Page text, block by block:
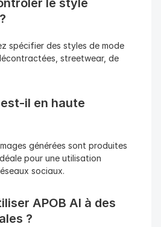
le style
spécifier des styles de mode
streetwear, de
il en haute
générées sont produites
pour une utilisation
sociaux.
APOB AI à des
?